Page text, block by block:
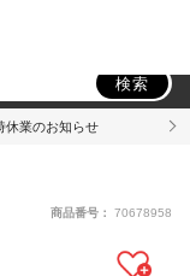
検索
休業のお知らせ
商品番号： 70678958